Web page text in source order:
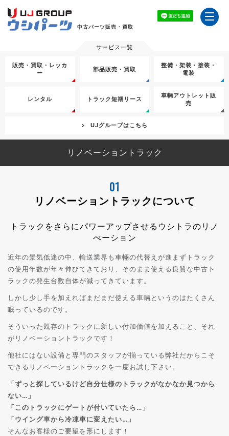
中古パーツ販売・買取
販売・買取・レッカ
ー
部品販売・買取
整備・架装・塗装・
電装
レンタル トラック短期リース
車輛アウトレット販
売
UJグループはこちら
リノベーショントラック
01
リノベーショントラックについて
トラックをさらにパワーアップさせるウシトラのリノ
べーション
近年の景気低迷の中、輸送業界も車輛の代替えが進まずトラック
の使用年数が年々伸びてきており、 そのまま使える良質な中古ト
ラックの発生台数自体が減ってきています。
しかし少し手を加えればまだまだ使える車輛というのはたくさん
眠っているのです。
そういった既存のトラックに新しい付加価値を加えること、それ
がリノベーショントラックです！
他社にはない設備と専門のスタッフが揃っている弊社だからこそ
できるリノベーショントラックを一度お試し下さい。
「ずっと探しているけど自分仕様のトラックがなかなか見つから
ない…」
「このトラックにゲートが付いていたら…」
「ウイング車から冷凍車に変えたい…」
そんなお客様のご要望を形にします！